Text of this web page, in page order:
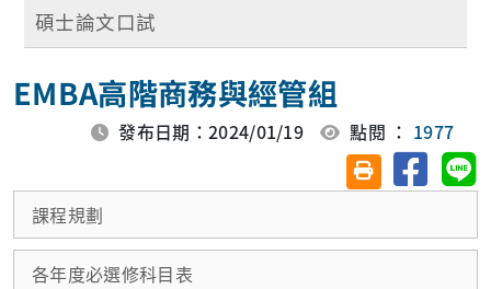
碩士論文口試
EMBA高階商務與經管組
發布日期：2024/01/19 點閱 ： 1977
友善列印(另開視
分享至
課程規劃
各年度必選修科目表